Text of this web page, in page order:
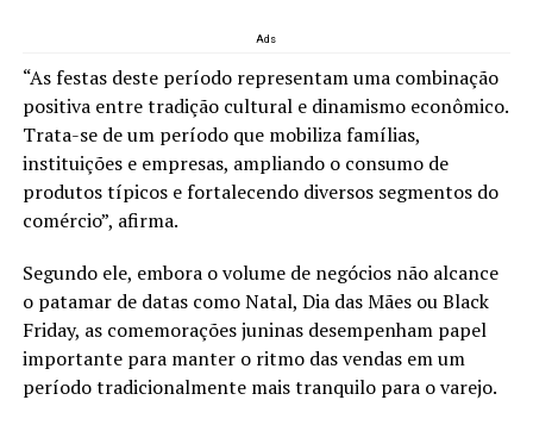
Ads
“As festas deste período representam uma combinação
positiva entre tradição cultural e dinamismo econômico.
Trata-se de um período que mobiliza famílias,
instituições e empresas, ampliando o consumo de
produtos típicos e fortalecendo diversos segmentos do
comércio”, afirma.
Segundo ele, embora o volume de negócios não alcance
o patamar de datas como Natal, Dia das Mães ou Black
Friday, as comemorações juninas desempenham papel
importante para manter o ritmo das vendas em um
período tradicionalmente mais tranquilo para o varejo.